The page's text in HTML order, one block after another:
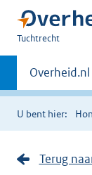
U
hier:
Tuchtrecht
Primaire
navigatie
Andere
sites
binnen
Overheid.nl
U bent hier:
Terug